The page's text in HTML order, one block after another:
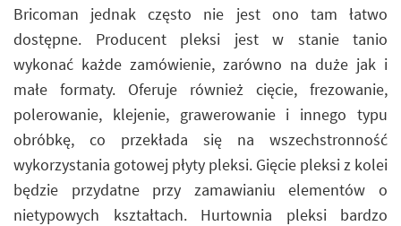
Bricoman jednak często nie jest ono tam łatwo
dostępne. Producent pleksi jest w stanie tanio
wykonać każde zamówienie, zarówno na duże jak i
małe formaty. Oferuje również cięcie, frezowanie,
polerowanie, klejenie, grawerowanie i innego typu
obróbkę, co przekłada się na wszechstronność
wykorzystania gotowej płyty pleksi. Gięcie pleksi z kolei
będzie przydatne przy zamawianiu elementów o
nietypowych kształtach. Hurtownia pleksi bardzo